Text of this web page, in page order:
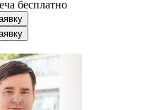
бесплатно